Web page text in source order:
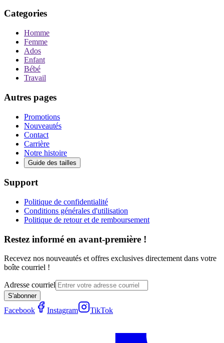
Categories
Homme
Femme
Ados
Enfant
Bébé
Travail
Autres pages
Promotions
Nouveautés
Contact
Carrière
Notre histoire
Guide des tailles
Support
Politique de confidentialité
Conditions générales d'utilisation
Politique de retour et de remboursement
Restez informé en avant-première !
Recevez nos nouveautés et offres exclusives directement dans votre
boîte courriel !
Adresse courriel
S'abonner
Facebook Instagram TikTok